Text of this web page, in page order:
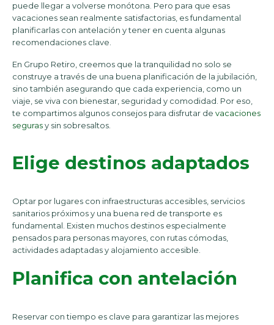
puede llegar a volverse monótona. Pero para que esas
vacaciones sean realmente satisfactorias, es fundamental
planificarlas con antelación y tener en cuenta algunas
recomendaciones clave.
En Grupo Retiro, creemos que la tranquilidad no solo se
construye a través de una buena planificación de la jubilación,
sino también asegurando que cada experiencia, como un
viaje, se viva con bienestar, seguridad y comodidad. Por eso,
te compartimos algunos consejos para disfrutar de vacaciones
segurasy sin sobresaltos.
Elige destinos adaptados
Optar por lugares con infraestructuras accesibles, servicios
sanitarios próximos y una buena red de transporte es
fundamental. Existen muchos destinos especialmente
pensados para personas mayores, con rutas cómodas,
actividades adaptadas y alojamiento accesible.
Planifica con antelación
Reservar con tiempo es clave para garantizar las mejores